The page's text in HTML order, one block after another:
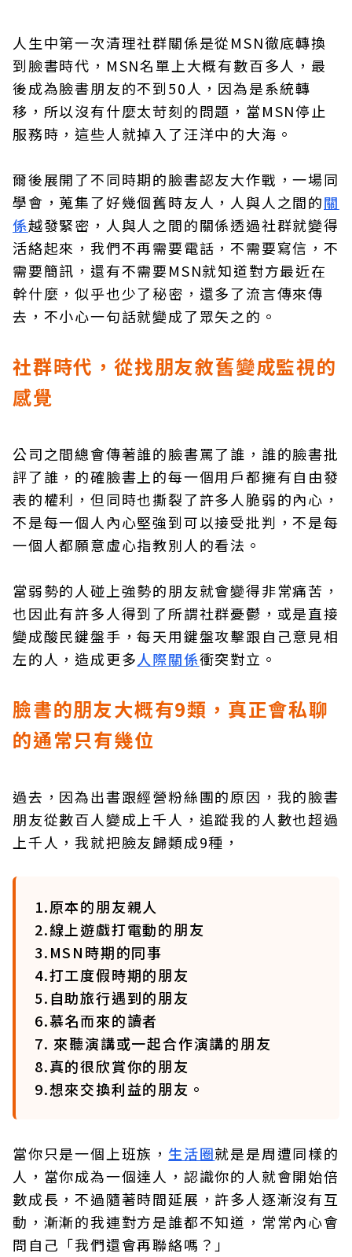
人生中第一次清理社群關係是從MSN徹底轉換
到臉書時代，MSN名單上大概有數百多人，最
後成為臉書朋友的不到50人，因為是系統轉
移，所以沒有什麼太苛刻的問題，當MSN停止
服務時，這些人就掉入了汪洋中的大海。
爾後展開了不同時期的臉書認友大作戰，一場同
學會，蒐集了好幾個舊時友人，人與人之間的關
係越發緊密，人與人之間的關係透過社群就變得
活絡起來，我們不再需要電話，不需要寫信，不
需要簡訊，還有不需要MSN就知道對方最近在
幹什麼，似乎也少了秘密，還多了流言傳來傳
去，不小心一句話就變成了眾矢之的。
社群時代，從找朋友敘舊變成監視的
感覺
公司之間總會傳著誰的臉書罵了誰，誰的臉書批
評了誰，的確臉書上的每一個用戶都擁有自由發
表的權利，但同時也撕裂了許多人脆弱的內心，
不是每一個人內心堅強到可以接受批判，不是每
一個人都願意虛心指教別人的看法。
當弱勢的人碰上強勢的朋友就會變得非常痛苦，
也因此有許多人得到了所謂社群憂鬱，或是直接
變成酸民鍵盤手，每天用鍵盤攻擊跟自己意見相
左的人，造成更多人際關係衝突對立。
臉書的朋友大概有9類，真正會私聊
的通常只有幾位
過去，因為出書跟經營粉絲團的原因，我的臉書
朋友從數百人變成上千人，追蹤我的人數也超過
上千人，我就把臉友歸類成9種，
1.原本的朋友親人
2.線上遊戲打電動的朋友
3.MSN時期的同事
4.打工度假時期的朋友
5.自助旅行遇到的朋友
6.慕名而來的讀者
7. 來聽演講或一起合作演講的朋友
8.真的很欣賞你的朋友
9.想來交換利益的朋友。
當你只是一個上班族， 生活圈就是是周遭同樣的
人，當你成為一個達人，認識你的人就會開始倍
數成長，不過隨著時間延展，許多人逐漸沒有互
動，漸漸的我連對方是誰都不知道，常常內心會
問自己「我們還會再聯絡嗎？」